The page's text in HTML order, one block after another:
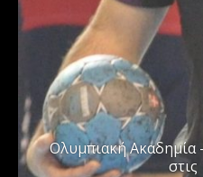
Ολυμπιακή Ακαδημία
στις